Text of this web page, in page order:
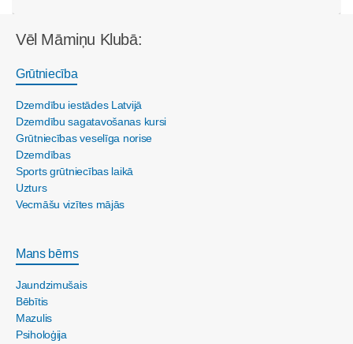
Vēl Māmiņu Klubā:
Grūtniecība
Dzemdību iestādes Latvijā
Dzemdību sagatavošanas kursi
Grūtniecības veselīga norise
Dzemdības
Sports grūtniecības laikā
Uzturs
Vecmāšu vizītes mājās
Mans bērns
Jaundzimušais
Bēbītis
Mazulis
Psiholoģija